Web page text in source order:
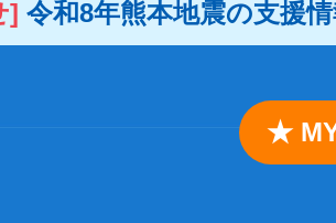
] 令和8年熊本地震の支援
★